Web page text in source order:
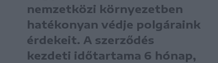
nemzetközi környezetben
hatékonyan védje polgáraink
érdekeit. A szerződés
kezdeti időtartama 6 hónap,